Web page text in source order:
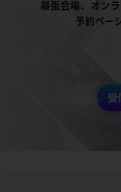
幕張会場、オン
予約ペー
受